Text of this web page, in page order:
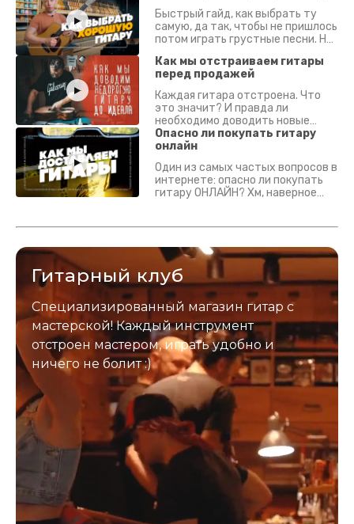
Быстрый гайд, как выбрать ту
самую, да так, чтобы не пришлось
потом играть грустные песни. На
Как мы отстраиваем гитары
перед продажей
Каждая гитара отстроена. Что
это значит? И правда ли
необходимо доводить новые
гитары? Если кратко - да.
Подробно - в видео :)
Опасно ли покупать гитару
онлайн
Один из самых частых вопросов в
интернете: опасно ли покупать
гитару ОНЛАЙН? Хм, наверное
застрахован. Случись что -
Гитарный клуб
Специализированный магазин гитар с
мастерской! Каждый инструмент
отстроен мастером, играть удобно и
ничего не болит :)